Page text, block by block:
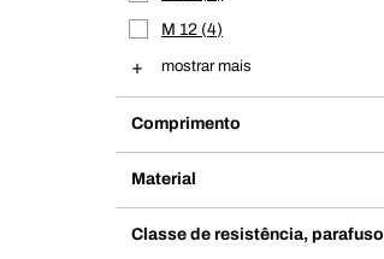
M 12 4
mostrar mais
Comprimento
Material
Classe de resistência, parafuso